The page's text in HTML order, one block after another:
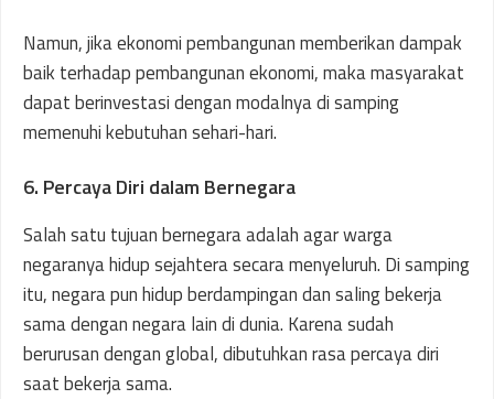
Namun, jika ekonomi pembangunan memberikan dampak
baik terhadap pembangunan ekonomi, maka masyarakat
dapat berinvestasi dengan modalnya di samping
memenuhi kebutuhan sehari-hari.
6. Percaya Diri dalam Bernegara
Salah satu tujuan bernegara adalah agar warga
negaranya hidup sejahtera secara menyeluruh. Di samping
itu, negara pun hidup berdampingan dan saling bekerja
sama dengan negara lain di dunia. Karena sudah
berurusan dengan global, dibutuhkan rasa percaya diri
saat bekerja sama.